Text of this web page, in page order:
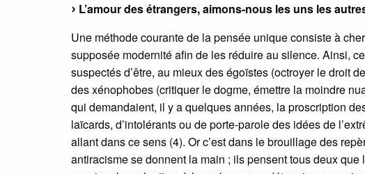
L’amour des étrangers, aimons-nous les uns les
Une méthode courante de la pensée unique consiste à
supposée modernité afin de les réduire au silence. Ainsi,
suspectés d’être, au mieux des égoïstes (octroyer le droit
des xénophobes (critiquer le dogme, émettre la moindre
qui demandaient, il y a quelques années, la proscription
laïcards, d’intolérants ou de porte-parole des idées de
allant dans ce sens (4). Or c’est dans le brouillage des
antiracisme se donnent la main ; ils pensent tous deux